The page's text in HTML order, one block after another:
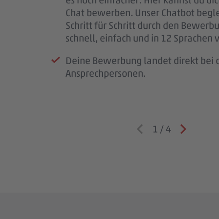
Chat bewerben. Unser Chatbot
Schritt für Schritt durch den
schnell, einfach und in 12 Sprachen
Deine Bewerbung landet direkt bei
Ansprechpersonen.
wichtig.
Wenn wir Rückfragen haben,
1 / 4